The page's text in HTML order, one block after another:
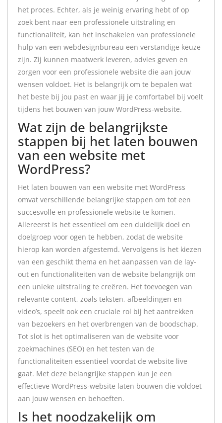
het proces. Echter, als je weinig ervaring hebt of op
zoek bent naar een professionele uitstraling en
functionaliteit, kan het inschakelen van professionele
hulp van een webdesignbureau een verstandige keuze
zijn. Zij kunnen maatwerk leveren, advies geven en
zorgen voor een professionele website die aan jouw
wensen voldoet. Het is belangrijk om te bepalen wat
het beste bij jou past en waar jij je comfortabel bij voelt
tijdens het bouwen van jouw WordPress-website.
Wat zijn de belangrijkste
stappen bij het laten bouwen
van een website met
WordPress?
Het laten bouwen van een website met WordPress
omvat verschillende belangrijke stappen om tot een
succesvolle en professionele website te komen.
Allereerst is het essentieel om een duidelijk doel en
doelgroep voor ogen te hebben, zodat de website
hierop kan worden afgestemd. Vervolgens is het kiezen
van een geschikt thema en het aanpassen van de lay-
out en functionaliteiten van de website belangrijk om
een unieke uitstraling te creëren. Het toevoegen van
relevante content, zoals teksten, afbeeldingen en
video’s, speelt ook een cruciale rol bij het aantrekken
van bezoekers en het overbrengen van de boodschap.
Tot slot is het optimaliseren van de website voor
zoekmachines (SEO) en het testen van de
functionaliteiten essentieel voordat de website live
gaat. Met deze belangrijke stappen kun je een
effectieve WordPress-website laten bouwen die voldoet
aan jouw wensen en behoeften.
Is het noodzakelijk om